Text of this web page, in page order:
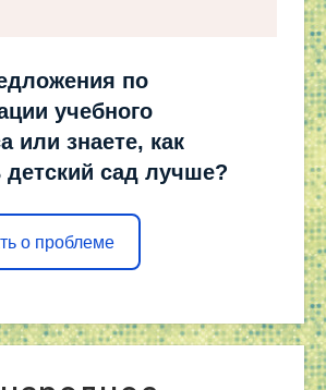
по
учебного
или знаете, как
детский сад лучше?
о проблеме